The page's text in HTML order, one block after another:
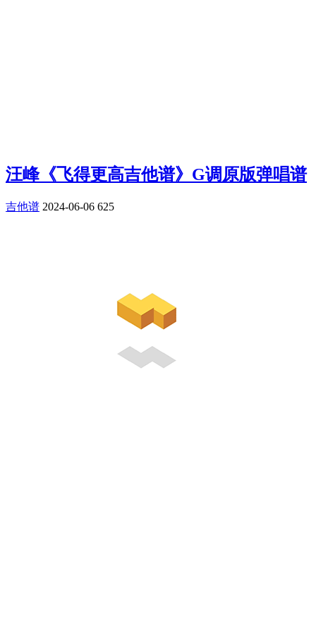
汪峰《飞得更高吉他谱》G调原版弹唱谱
吉他谱 2024-06-06 625